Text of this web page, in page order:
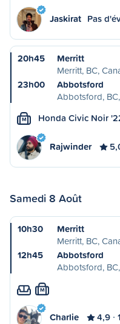
Jaskirat Pas
20h45
Merritt
Merritt, BC,
23h00
Abbotsford
Abbotsford,
M Honda Civic Noir
Rajwinder
Samedi 8 Août
10h30
Merritt
Merritt, BC,
12h45
Abbotsford
Abbotsford,
M
Charlie 4,9